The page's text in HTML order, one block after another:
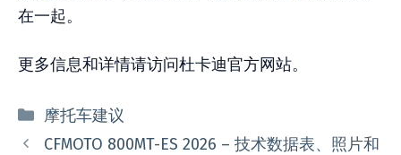
在一起。
更多信息和详情请访问杜卡迪官方网站。
分
类
摩托车建议
CFMOTO 800MT-ES 2026 – 技术数据表、照片和